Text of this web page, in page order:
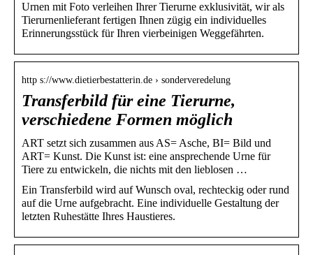
Urnen mit Foto verleihen Ihrer Tierurne exklusivität, wir als
Tierurnenlieferant fertigen Ihnen zügig ein individuelles
Erinnerungsstück für Ihren vierbeinigen Weggefährten.
http s://www.dietierbestatterin.de › sonderveredelung
Transferbild für eine Tierurne,
verschiedene Formen möglich
ART setzt sich zusammen aus AS= Asche, BI= Bild und
ART= Kunst. Die Kunst ist: eine ansprechende Urne für
Tiere zu entwickeln, die nichts mit den lieblosen …
Ein Transferbild wird auf Wunsch oval, rechteckig oder rund
auf die Urne aufgebracht. Eine individuelle Gestaltung der
letzten Ruhestätte Ihres Haustieres.